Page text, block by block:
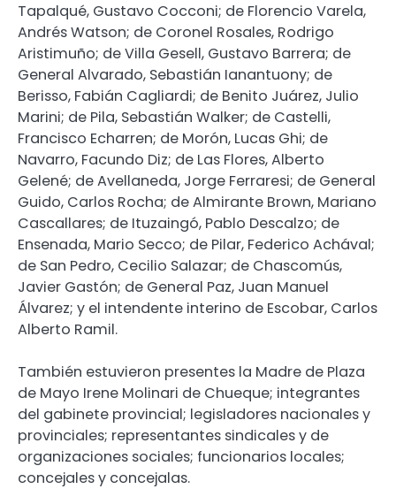
Tapalqué, Gustavo Cocconi; de Florencio Varela,
Andrés Watson; de Coronel Rosales, Rodrigo
Aristimuño; de Villa Gesell, Gustavo Barrera; de
General Alvarado, Sebastián Ianantuony; de
Berisso, Fabián Cagliardi; de Benito Juárez, Julio
Marini; de Pila, Sebastián Walker; de Castelli,
Francisco Echarren; de Morón, Lucas Ghi; de
Navarro, Facundo Diz; de Las Flores, Alberto
Gelené; de Avellaneda, Jorge Ferraresi; de General
Guido, Carlos Rocha; de Almirante Brown, Mariano
Cascallares; de Ituzaingó, Pablo Descalzo; de
Ensenada, Mario Secco; de Pilar, Federico Achával;
de San Pedro, Cecilio Salazar; de Chascomús,
Javier Gastón; de General Paz, Juan Manuel
Álvarez; y el intendente interino de Escobar, Carlos
Alberto Ramil.
También estuvieron presentes la Madre de Plaza
de Mayo Irene Molinari de Chueque; integrantes
del gabinete provincial; legisladores nacionales y
provinciales; representantes sindicales y de
organizaciones sociales; funcionarios locales;
concejales y concejalas.